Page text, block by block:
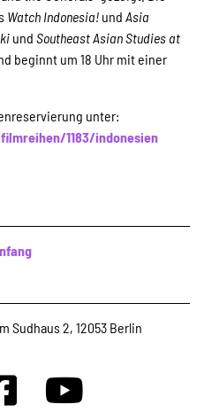
Watch Indonesia! und Asia
und Southeast Asian Studies at
beginnt um 18 Uhr mit einer
unter:
1183/indonesien
Sudhaus 2, 12053 Berlin